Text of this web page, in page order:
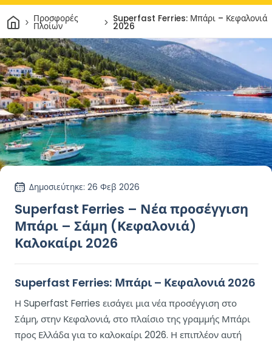
ΣπίτιΠροσφορές
Πλοίων
Superfast Ferries: Μπάρι – Κεφαλονιά
2026
Δημοσιεύτηκε: 26 Φεβ 2026
Superfast Ferries – Νέα προσέγγιση
Μπάρι – Σάμη (Κεφαλονιά)
Καλοκαίρι 2026
Superfast Ferries: Μπάρι – Κεφαλονιά 2026
Η Superfast Ferries εισάγει μια νέα προσέγγιση στο
Σάμη, στην Κεφαλονιά, στο πλαίσιο της γραμμής Μπάρι
προς Ελλάδα για το καλοκαίρι 2026. Η επιπλέον αυτή